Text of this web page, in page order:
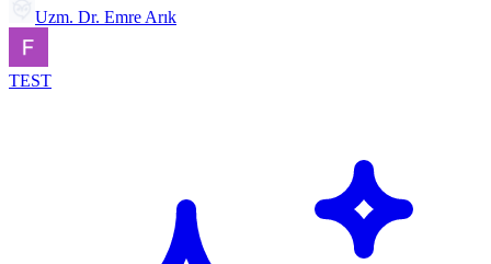
Uzm. Dr. Emre Arık
TEST